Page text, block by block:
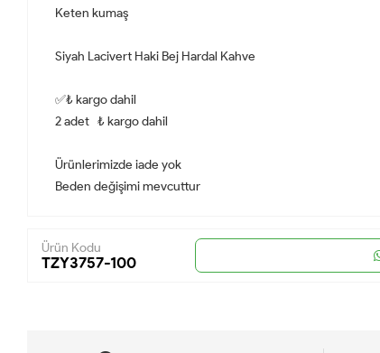
Keten kumaş
Siyah Lacivert Haki Bej Hardal Kahve
✅₺ kargo dahil
2 adet ₺ kargo dahil
Ürünlerimizde iade yok
Beden değişimi mevcuttur
Ürün Kodu
TZY3757-100